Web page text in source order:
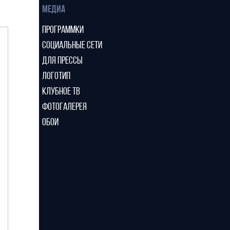
МЕДИА
ПРОГРАММКИ
СОЦИАЛЬНЫЕ СЕТИ
ДЛЯ ПРЕССЫ
ЛОГОТИП
КЛУБНОЕ ТВ
ФОТОГАЛЕРЕЯ
ОБОИ